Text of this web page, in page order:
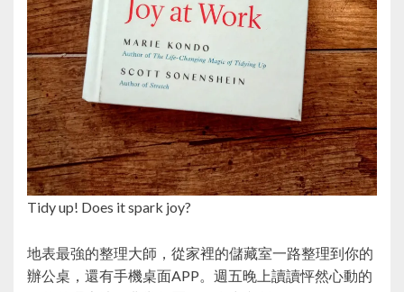
Tidy up! Does it spark joy?
地表最強的整理大師，從家裡的儲藏室一路整理到你的
辦公桌，還有手機桌面APP。週五晚上讀讀怦然心動的